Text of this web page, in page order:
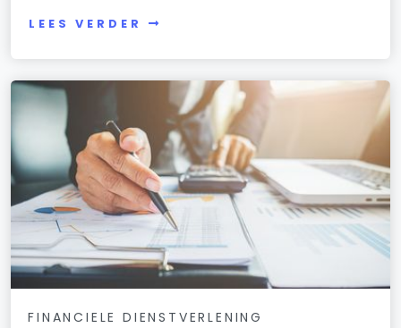
LEES VERDER
FINANCIELE DIENSTVERLENING